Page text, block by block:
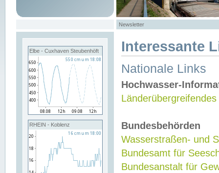
Newsletter
Elbe - Cuxhaven Steubenhöft
RHEIN - Koblenz
Interessante
Nationale Links
Hochwasser-
Bundesbehörden
Wasserstraßen- und
Bundesamt für
Bundesanstalt für